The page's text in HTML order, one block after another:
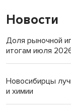
Новости
Доля рыночной
итогам июля
Новосибирцы
и химии